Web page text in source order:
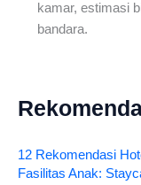
kamar, estimasi
bandara.
12 Rekomendasi
Fasilitas Anak: